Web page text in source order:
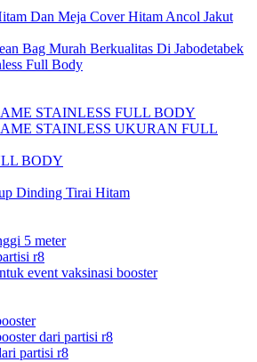
Dan Meja Cover Hitam Ancol Jakut
Bag Murah Berkualitas Di Jabodetabek
Full Body
STAINLESS FULL BODY
STAINLESS UKURAN FULL
BODY
Dinding Tirai Hitam
5 meter
r8
event vaksinasi booster
dari partisi r8
partisi r8